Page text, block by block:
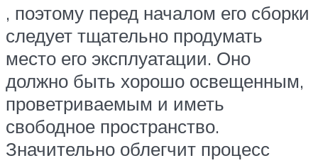
, поэтому перед началом его сборки
следует тщательно продумать
место его эксплуатации. Оно
должно быть хорошо освещенным,
проветриваемым и иметь
свободное пространство.
Значительно облегчит процесс